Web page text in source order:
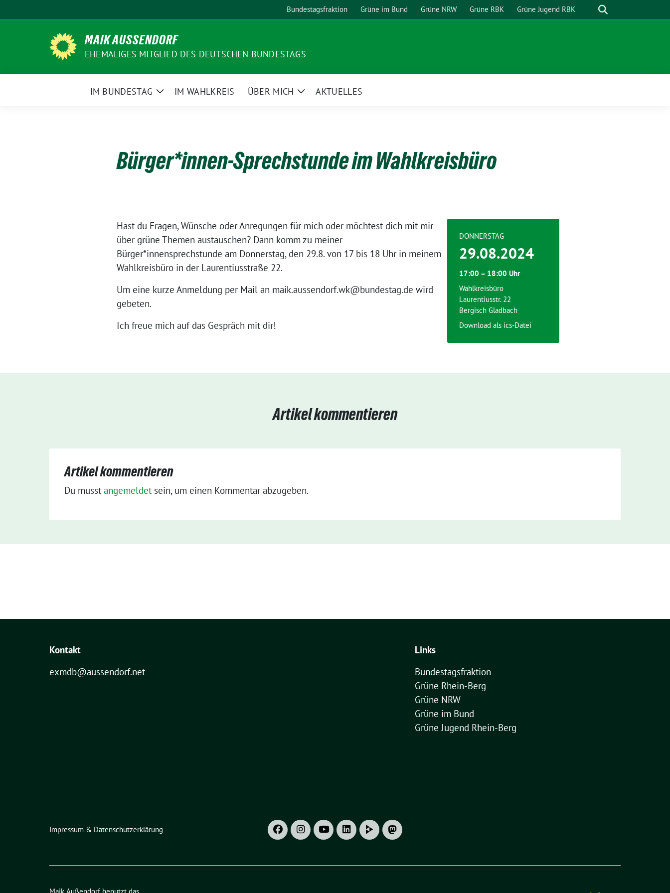
zum
Bundestagsfraktion Grüne im Bund Grüne NRW Grüne RBK Grüne Jugend RBK Suche
MAIK AUSSENDORF
EHEMALIGES MITGLIED DES DEUTSCHEN BUNDESTAGS
IM BUNDESTAG
ZeigeIM WAHLKREIS ÜBER MICH
ZeigeAKTUELLES
Bürger*innen-Sprechstunde im Wahlkreisbüro
Hast du Fragen, Wünsche oder Anregungen für mich oder möchtest dich mit mir
über grüne Themen austauschen? Dann komm zu meiner
Bürger*innensprechstunde am Donnerstag, den 29.8. von 17 bis 18 Uhr in meinem
Wahlkreisbüro in der Laurentiusstraße 22.
Um eine kurze Anmeldung per Mail an maik.aussendorf.wk@bundestag.de wird
gebeten.
Ich freue mich auf das Gespräch mit dir!
DONNERSTAG
29.08.2024
17:00 – 18:00 Uhr
Wahlkreisbüro
Laurentiusstr. 22
Bergisch Gladbach
Download als ics-Datei
Artikel kommentieren
Artikel kommentieren
Du musst angemeldet sein, um einen Kommentar abzugeben.
Kontakt
exmdb@aussendorf.net
Links
Bundestagsfraktion
Grüne Rhein-Berg
Grüne NRW
Grüne im Bund
Grüne Jugend Rhein-Berg
Impressum & Datenschutzerklärung